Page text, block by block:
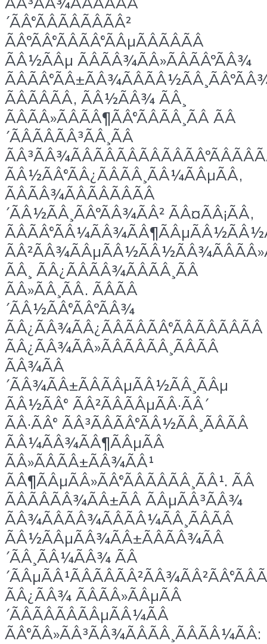
´ÃÂ°ÃÂÃÂÃÂÃÂ²
ÃÂºÃÂ°ÃÂÃÂ°ÃÂµÃÂÃÂÃÂ
ÃÂ½ÃÂµ ÃÂÃÂ¾ÃÂ»ÃÂÃÂºÃÂ¾
ÃÂÃÂÃÂ, ÃÂ½ÃÂ¾ ÃÂ¸
ÃÂÃÂ»ÃÂÃÂ¶ÃÂ°ÃÂÃÂ¸ÃÂ ÃÂ
´ÃÂÃÂÃÂ³ÃÂ¸ÃÂ
ÃÂ½ÃÂ°ÃÂ¿ÃÂÃÂ¸ÃÂ¼ÃÂµÃÂ,
ÃÂÃÂ¾ÃÂÃÂÃÂÃÂ
´ÃÂ½ÃÂ¸ÃÂºÃÂ¾ÃÂ² ÃÂ¤ÃÂ¡ÃÂ,
ÃÂ¸ ÃÂ¿ÃÂÃÂ¾ÃÂÃÂ¸ÃÂ
ÃÂ»ÃÂ¸ÃÂ. ÃÂÃÂ
´ÃÂ½ÃÂ°ÃÂºÃÂ¾
ÃÂ¿ÃÂ¾ÃÂ¿ÃÂÃÂÃÂ°ÃÂÃÂÃÂÃÂ
ÃÂ¿ÃÂ¾ÃÂ»ÃÂÃÂÃÂ¸ÃÂÃÂ
ÃÂ¾ÃÂ
´ÃÂ¾ÃÂ±ÃÂÃÂµÃÂ½ÃÂ¸ÃÂµ
ÃÂ½ÃÂ° ÃÂ²ÃÂÃÂµÃÂ·ÃÂ´
ÃÂ·ÃÂ° ÃÂ³ÃÂÃÂ°ÃÂ½ÃÂ¸ÃÂÃÂ
ÃÂ¼ÃÂ¾ÃÂ¶ÃÂµÃÂ
ÃÂ»ÃÂÃÂ±ÃÂ¾ÃÂ¹
ÃÂ¶ÃÂµÃÂ»ÃÂ°ÃÂÃÂÃÂ¸ÃÂ¹. ÃÂ
ÃÂÃÂÃÂ¾ÃÂ±ÃÂ ÃÂµÃÂ³ÃÂ¾
ÃÂ¾ÃÂÃÂ¾ÃÂÃÂ¼ÃÂ¸ÃÂÃÂ
ÃÂ½ÃÂµÃÂ¾ÃÂ±ÃÂÃÂ¾ÃÂ
´ÃÂ¸ÃÂ¼ÃÂ¾ ÃÂ
ÃÂ¿ÃÂ¾ ÃÂÃÂ»ÃÂµÃÂ
´ÃÂÃÂÃÂÃÂµÃÂ¼ÃÂ
ÃÂ°ÃÂ»ÃÂ³ÃÂ¾ÃÂÃÂ¸ÃÂÃÂ¼ÃÂ: